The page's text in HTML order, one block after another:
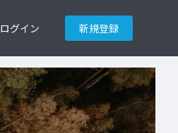
ログイン 新規登録